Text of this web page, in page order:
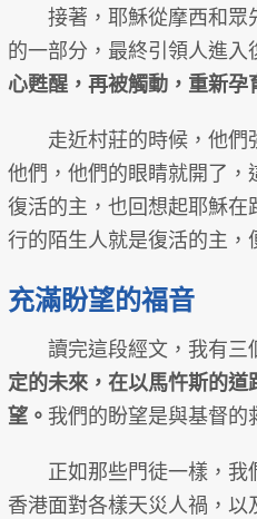
接著，耶穌從摩西和眾
的一部分，最終引領人進入
心甦醒，再被觸動，重新孕
走近村莊的時候，他們
他們，他們的眼睛就開了
復活的主，也回想起耶穌
行的陌生人就是復活的主，
充滿盼望的福音
讀完這段經文，我有三
定的未來，在以馬忤斯的
望。 我們的盼望是與基督的
正如那些門徒一樣，我們
香港面對各樣天災人禍，